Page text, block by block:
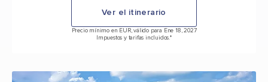
Ver el itinerario
Precio mínimo en EUR, válido para Ene 18, 2027
Impuestos y tarifas incluidos.*